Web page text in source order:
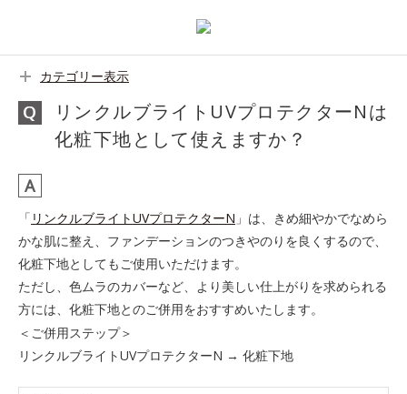
カテゴリー表示
リンクルブライトUVプロテクターNは
化粧下地として使えますか？
「 リンクルブライトUVプロテクターN 」は、きめ細やかでなめら
かな肌に整え、ファンデーションのつきやのりを良くするので、
化粧下地としてもご使用いただけます。
ただし、色ムラのカバーなど、より美しい仕上がりを求められる
方には、化粧下地とのご併用をおすすめいたします。
＜ご併用ステップ＞
リンクルブライトUVプロテクターN → 化粧下地